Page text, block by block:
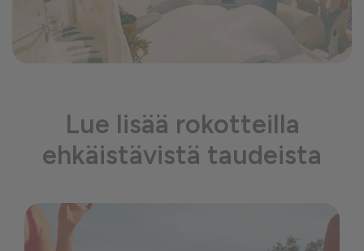
Lue lisää rokotteilla
ehkäistävistä taudeista